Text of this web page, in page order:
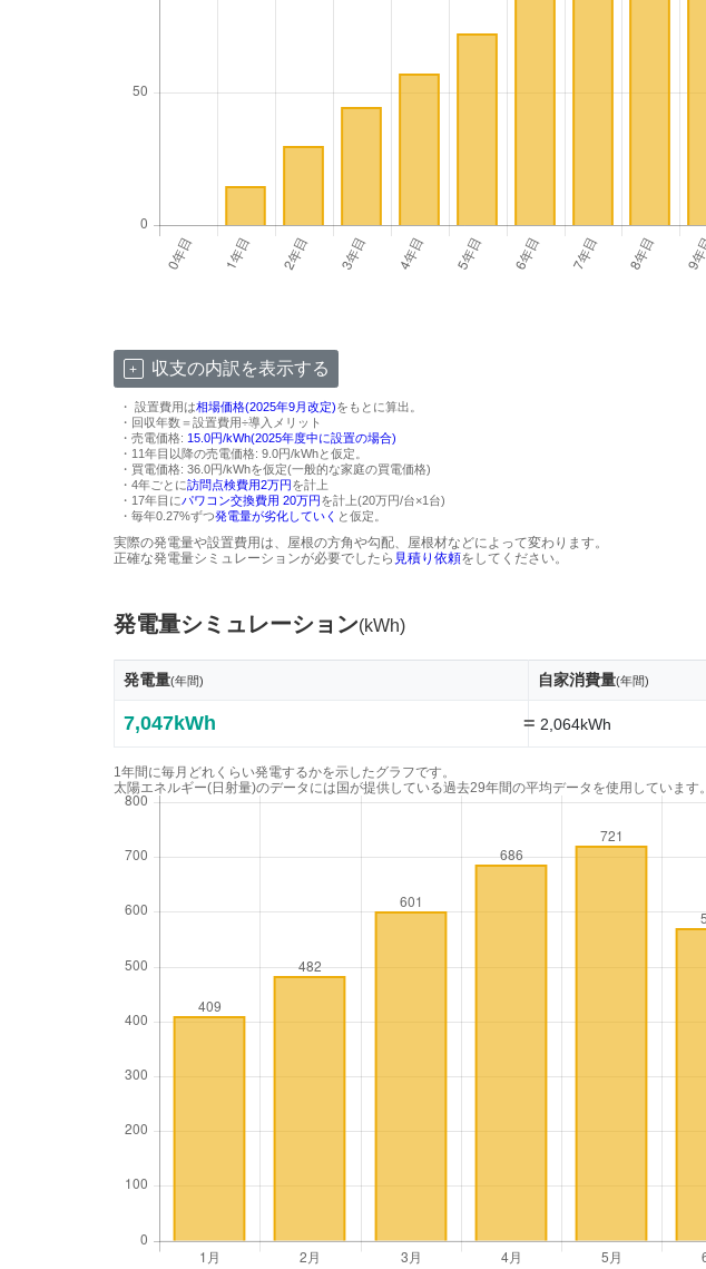
収支の内訳を表示する
・ 設置費用は相場価格(2025年9月改定)をもとに算出。
・回収年数＝設置費用÷導入メリット
・売電価格: 15.0円/kWh(2025年度中に設置の場合)
・11年目以降の売電価格: 9.0円/kWhと仮定。
・買電価格: 36.0円/kWhを仮定(一般的な家庭の買電価格)
・4年ごとに訪問点検費用2万円を計上
・17年目にパワコン交換費用 20万円を計上(20万円/台×1台)
・毎年0.27%ずつ発電量が劣化していく と仮定。
実際の発電量や設置費用は、屋根の方角や勾配、屋根材などによって変わります。
正確な発電量シミュレーションが必要でしたら 見積り依頼をしてください。
発電量シミュレーション(kWh)
発電量(年間) 自家消費量(年間)
7,047kWh = 2,064kWh
1年間に毎月どれくらい発電するかを示したグラフです。
太陽エネルギー(日射量)のデータには国が提供している過去29年間の平均データを使用しています。